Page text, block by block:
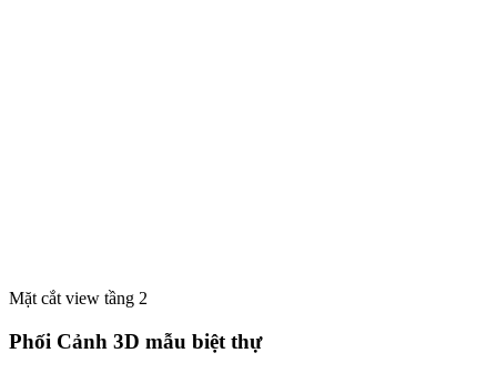
Mặt cắt view tầng 2
Phối Cảnh 3D mẫu biệt thự